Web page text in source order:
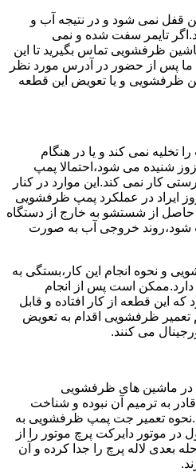
نمی شود و در نتیجه آب و
تایمر سفت شده و نمی
ظرفشویی تماس بگیرید تا این
ما پس از حضور در آدرس مورد نظر
ظرفشویی و یا تعویض این قطعه
نمی کند و یا در هنگام
شنیده می شود،احتمالا پمپ
کار نمی کند.این موارد در کنار
ایراد در عملکرد پمپ ظرفشویی
از شستشو به خارج از دستگاه
شود،روند خروجی آب به صورت
و نحوه انجام این کار،بستگی به
است پس از انجام
این قطعه از کار افتاده و قابل
ظرفشویی اقدام به تعویض
می کنند.
در ماشین های ظرفشویی
به ترمیم آن نبوده و شناخت
تعمیر جت پمپ ظرفشویی به
در موتور دایرکت پرچ موتور را از
بعدی لاله پرچ را جدا کرده و آن